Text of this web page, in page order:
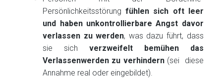
Persönlichkeitsstörungfühlen sich oft leer
und haben unkontrollierbare Angst davor
verlassen zu werden, was dazu führt, dass
sie sich verzweifelt bemühen das
Verlassenwerden zu verhindern(sei diese
Annahme real oder eingebildet).